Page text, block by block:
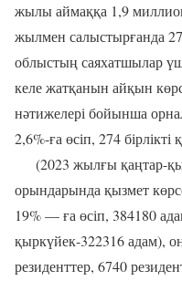
жылыаймаққа 1,9
жылмен салыстырғанда 27
облыстың саяхатшылар
келе жатқанын айқын
нәтижелері бойынша
2,6%-ға өсіп, 274 бірлікті
(2023 жылғы қаңтар-
орындарында қызмет
19% — ға өсіп, 384180
қыркүйек-322316 адам),
резиденттер, 6740